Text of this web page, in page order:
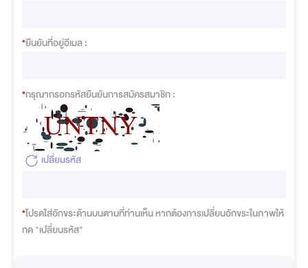
*ยืนยันที่อยู่อีเมล :
*กรุณากรอกรหัสยืนยันการสมัครสมาชิก :
เปลี่ยนรหัส
*โปรดใส่อักขระด้านบนตามที่ท่านเห็น หากต้องการเปลี่ยนอักขระในภาพให้
กด "เปลี่ยนรหัส"